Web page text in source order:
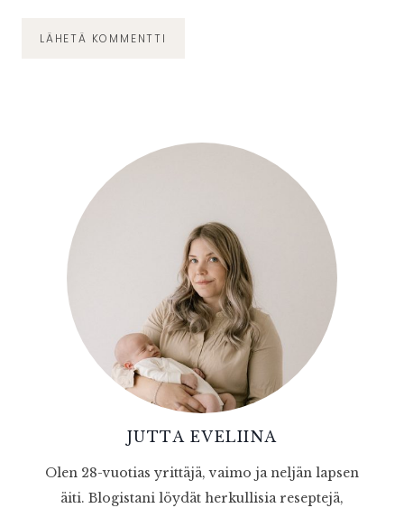
JUTTA EVELIINA
Olen 28-vuotias yrittäjä, vaimo ja neljän lapsen
äiti. Blogistani löydät herkullisia reseptejä,